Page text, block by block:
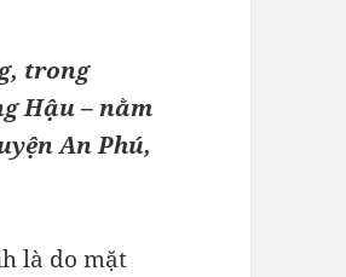
trong
Hậu – nằm
An Phú,
là do mặt